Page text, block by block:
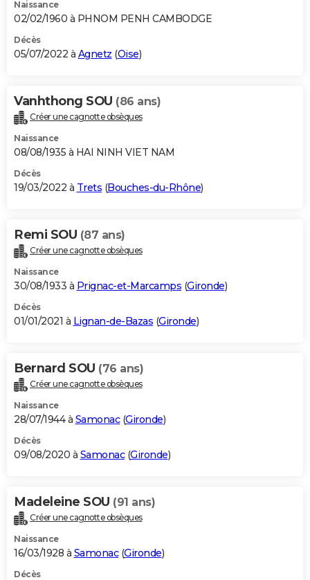
Naissance
02/02/1960 à PHNOM PENH CAMBODGE
Décès
05/07/2022 à Agnetz (Oise)
Vanhthong SOU (86 ans)
Créer une cagnotte obsèques
Naissance
08/08/1935 à HAI NINH VIET NAM
Décès
19/03/2022 à Trets (Bouches-du-Rhône)
Remi SOU (87 ans)
Créer une cagnotte obsèques
Naissance
30/08/1933 à Prignac-et-Marcamps (Gironde)
Décès
01/01/2021 à Lignan-de-Bazas (Gironde)
Bernard SOU (76 ans)
Créer une cagnotte obsèques
Naissance
28/07/1944 à Samonac(Gironde)
Décès
09/08/2020 à Samonac(Gironde)
Madeleine SOU (91 ans)
Créer une cagnotte obsèques
Naissance
16/03/1928 à Samonac(Gironde)
Décès